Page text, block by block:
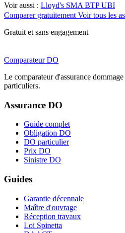
Voir aussi : Lloyd's SMA BTPUBI
Comparer gratuitement Voir tous les
Gratuit et sans engagement
ComparateurDO
Le comparateur d'assurance
particuliers.
Assurance DO
Guide complet
Obligation DO
DO particulier
Prix DO
Sinistre DO
Guides
Garantie décennale
Maître d'ouvrage
Réception travaux
Loi Spinetta